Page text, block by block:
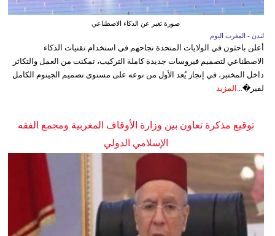
صورة تعبر عن الذكاء الاصطناعي
لندن - المغرب اليوم
أعلن باحثون في الولايات المتحدة نجاحهم في استخدام تقنيات الذكاء
الاصطناعي لتصميم فيروسات جديدة كاملة التركيب، تمكنت من العمل والتكاثر
داخل المختبر، في إنجاز يُعد الأول من نوعه على مستوى تصميم الجينوم الكامل
لفير�...
المزيد
توقيع مذكرة تعاون بين وزارة الأوقاف المغربية ومجمع الفقه
الإسلامي الدولي